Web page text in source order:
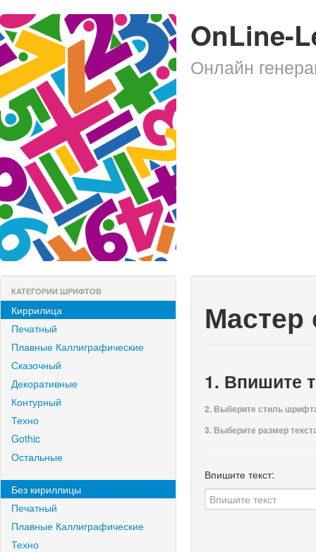
OnLine-
Онлайн
КАТЕГОРИИ ШРИФТОВ
Киррилица
Печатный
Плавные Каллиграфические
Сказочный
Декоративные
Контурный
Техно
Gothic
Остальные
Без кириллицы
Печатный
Плавные Каллиграфические
Техно
Мастер
1. Впишите
2. Выберите стиль
3. Выберите размер
Впишите текст: